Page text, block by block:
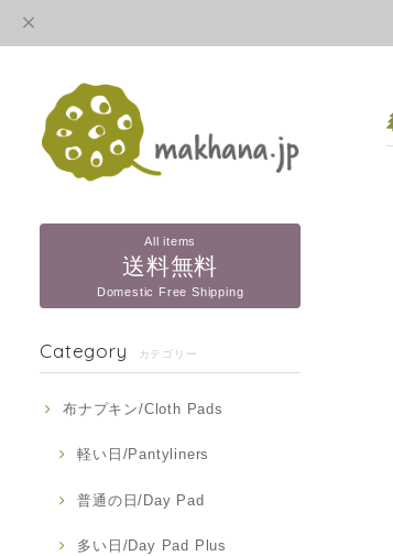
All items
送料無料
Domestic Free Shipping
Category カテゴリー
布ナプキン/Cloth Pads
軽い日/Pantyliners
普通の日/Day Pad
多い日/Day Pad Plus